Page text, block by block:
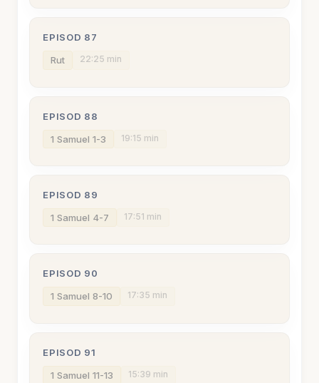
EPISOD 87
Rut 22:25 min
EPISOD 88
1 Samuel 1-3 19:15 min
EPISOD 89
1 Samuel 4-7 17:51 min
EPISOD 90
1 Samuel 8-10 17:35 min
EPISOD 91
1 Samuel 11-13 15:39 min